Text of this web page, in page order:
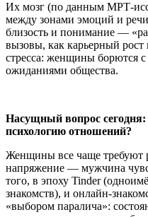
Их мозг (по данным МРТ-
между зонами эмоций и
близость и понимание —
вызовы, как карьерный
стресса: женщины борются
ожиданиями общества.
Насущный вопрос
психологию отношений?
Женщины все чаще требуют
напряжение — мужчина
того, в эпоху Tinder
знакомств), и онлайн-
«выбором паралича»: